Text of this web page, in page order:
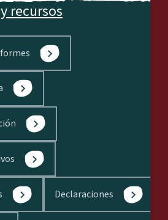
recursos
Declaraciones